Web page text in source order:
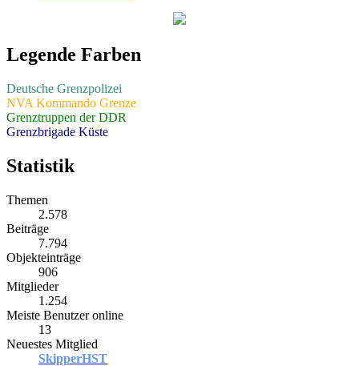
Legende Farben
Deutsche Grenzpolizei
NVA Kommando Grenze
Grenztruppen der DDR
Grenzbrigade Küste
Statistik
Themen
2.578
Beiträge
7.794
Objekteinträge
906
Mitglieder
1.254
Meiste Benutzer online
13
Neuestes Mitglied
SkipperHST